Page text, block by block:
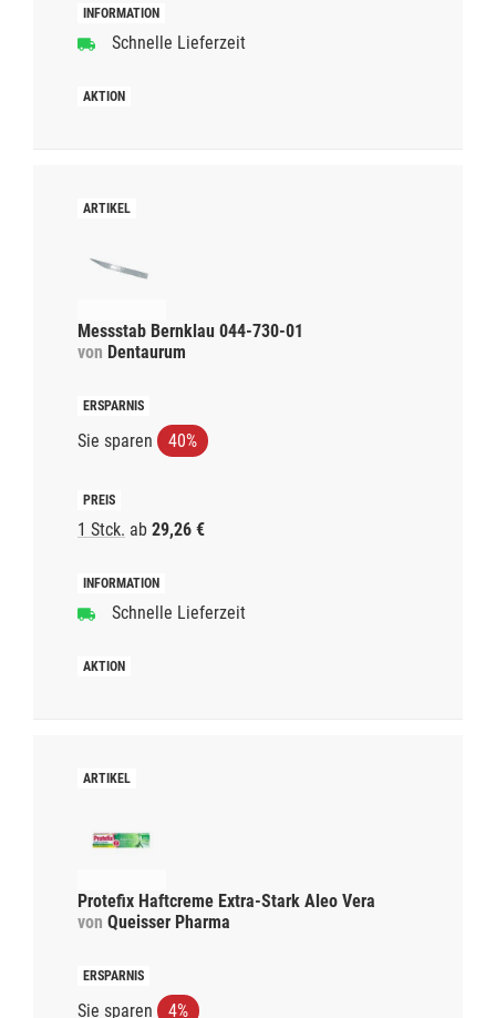
Schnelle Lieferzeit
Messstab Bernklau 044-730-01
von Dentaurum
Sie sparen 40%
1 Stck. ab 29,26 €
Schnelle Lieferzeit
Protefix Haftcreme Extra-Stark Aleo Vera
von Queisser Pharma
Sie sparen 4%